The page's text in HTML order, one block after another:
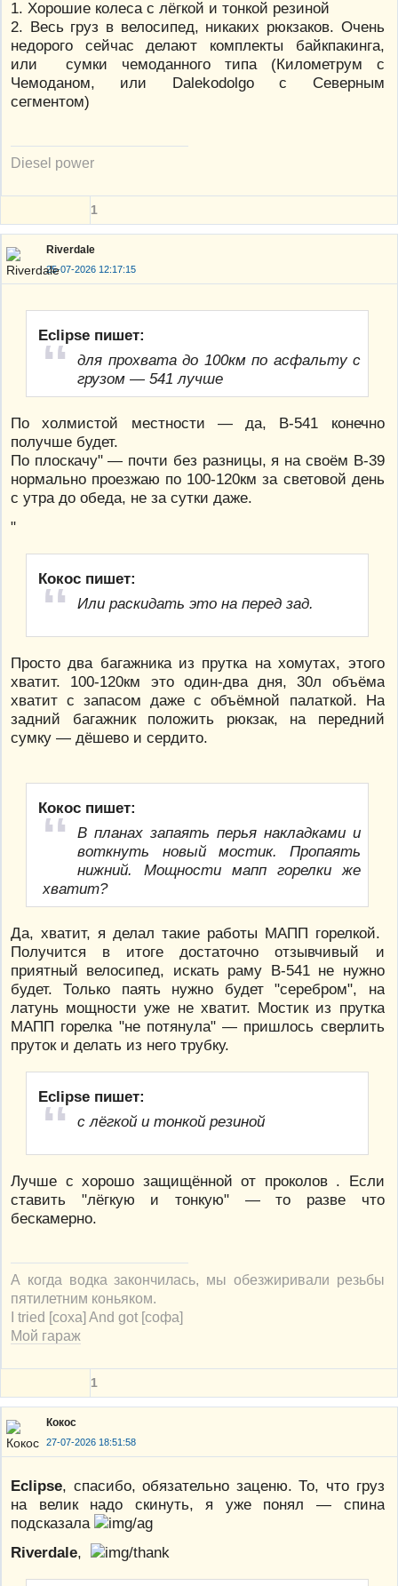
1. Хорошие колеса с лёгкой и тонкой резиной
2. Весь груз в велосипед, никаких рюкзаков. Очень
недорого сейчас делают комплекты байкпакинга,
или сумки чемоданного типа (Километрум с
Чемоданом, или Dalekodolgo с Северным
сегментом)
Diesel power
1
Riverdale
25-07-2026 12:17:15
Eclipse пишет:
для прохвата до 100км по асфальту с
грузом — 541 лучше
По холмистой местности — да, В-541 конечно
получше будет.
По плоскачу" — почти без разницы, я на своём В-39
нормально проезжаю по 100-120км за световой день
с утра до обеда, не за сутки даже.
"
Кокос пишет:
Или раскидать это на перед зад.
Просто два багажника из прутка на хомутах, этого
хватит. 100-120км это один-два дня, 30л объёма
хватит с запасом даже с объёмной палаткой. На
задний багажник положить рюкзак, на передний
сумку — дёшево и сердито.
Кокос пишет:
В планах запаять перья накладками и
воткнуть новый мостик. Пропаять
нижний. Мощности мапп горелки же
хватит?
Да, хватит, я делал такие работы МАПП горелкой.
Получится в итоге достаточно отзывчивый и
приятный велосипед, искать раму В-541 не нужно
будет. Только паять нужно будет "серебром", на
латунь мощности уже не хватит. Мостик из прутка
МАПП горелка "не потянула" — пришлось сверлить
пруток и делать из него трубку.
Eclipse пишет:
с лёгкой и тонкой резиной
Лучше с хорошо защищённой от проколов . Если
ставить "лёгкую и тонкую" — то разве что
бескамерно.
А когда водка закончилась, мы обезжиривали резьбы
пятилетним коньяком.
I tried [соха] And got [софа]
Мой гараж
1
Кокос
27-07-2026 18:51:58
Eclipse, спасибо, обязательно заценю. То, что груз
на велик надо скинуть, я уже понял — спина
подсказала
Riverdale,